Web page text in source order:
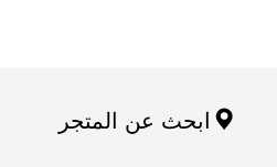
ابحث عن المتجر